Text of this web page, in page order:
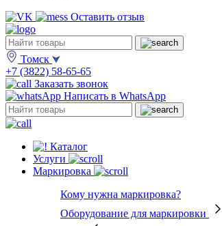
Оставить отзыв
Томск
+7 (3822) 58-65-65
Заказать звонок
Написать в WhatsApp
Каталог
Услуги
Маркировка
Кому нужна маркировка?
Оборудование для маркировки